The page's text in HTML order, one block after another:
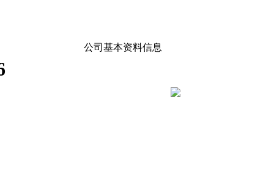
公司基本资料信息